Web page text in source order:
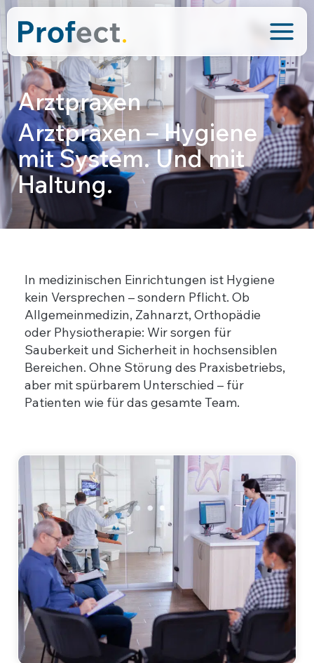
springen
Zum
Inhalt
springen
Main
Arztpraxen
Arztpraxen – Hygiene
mit System. Und mit
Haltung.
In medizinischen Einrichtungen ist Hygiene
kein Versprechen – sondern Pflicht. Ob
Allgemeinmedizin, Zahnarzt, Orthopädie
oder Physiotherapie: Wir sorgen für
Sauberkeit und Sicherheit in hochsensiblen
Bereichen. Ohne Störung des Praxisbetriebs,
aber mit spürbarem Unterschied – für
Patienten wie für das gesamte Team.